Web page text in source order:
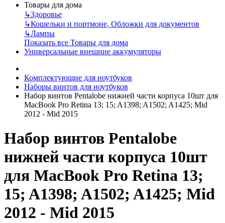
Товары для дома
↳Здоровье
↳Кошельки и портмоне, Обложки для документов
↳Лампы
Показать все Товары для дома
Универсальные внешние аккумуляторы
Комплектующие для ноутбуков
Наборы винтов для ноутбуков
Набор винтов Pentalobe нижней части корпуса 10шт для
MacBook Pro Retina 13; 15; A1398; A1502; A1425; Mid
2012 - Mid 2015
Набор винтов Pentalobe
нижней части корпуса 10шт
для MacBook Pro Retina 13;
15; A1398; A1502; A1425; Mid
2012 - Mid 2015